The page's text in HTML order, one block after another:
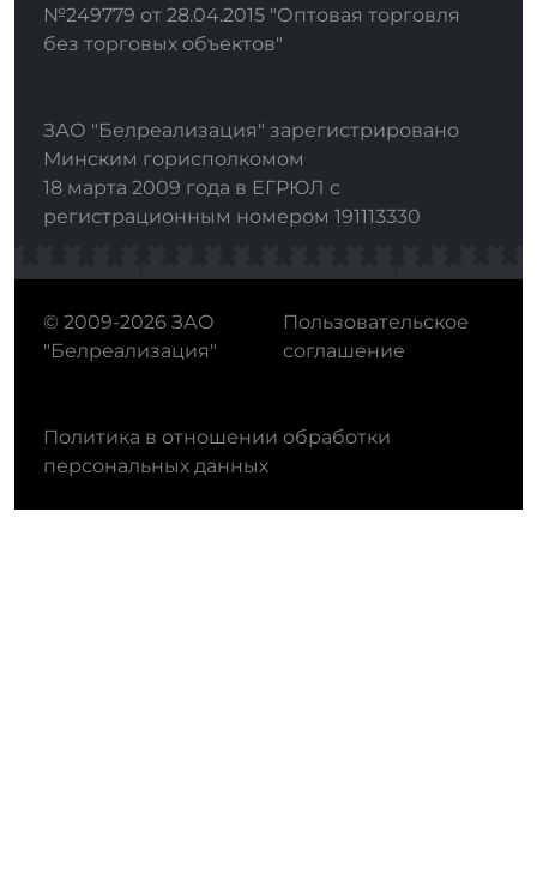
№249779 от 28.04.2015 "Оптовая торговля
без торговых объектов"
ЗАО "Белреализация" зарегистрировано
Минским горисполкомом
18 марта 2009 года в ЕГРЮЛ с
регистрационным номером 191113330
© 2009-2026 ЗАО
"Белреализация"
Пользовательское
соглашение
Политика в отношении обработки
персональных данных